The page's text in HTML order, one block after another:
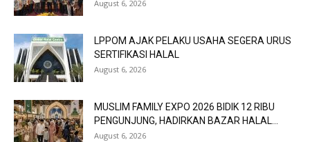
August 6, 2026
LPPOM AJAK PELAKU USAHA SEGERA URUS
SERTIFIKASI HALAL
August 6, 2026
MUSLIM FAMILY EXPO 2026 BIDIK 12 RIBU
PENGUNJUNG, HADIRKAN BAZAR HALAL...
August 6, 2026